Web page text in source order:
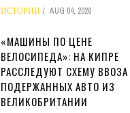
ИСТОРИИ AUG 04, 2026
«МАШИНЫ ПО ЦЕНЕ
ВЕЛОСИПЕДА»: НА КИПРЕ
РАССЛЕДУЮТ СХЕМУ ВВОЗА
ПОДЕРЖАННЫХ АВТО ИЗ
ВЕЛИКОБРИТАНИИ